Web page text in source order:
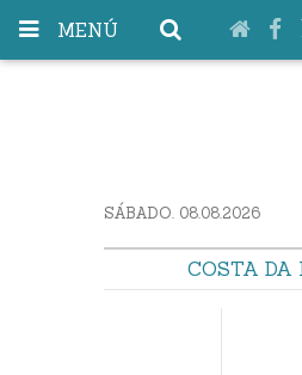
MENÚ
SÁBADO. 08.08.2026
COSTA DA